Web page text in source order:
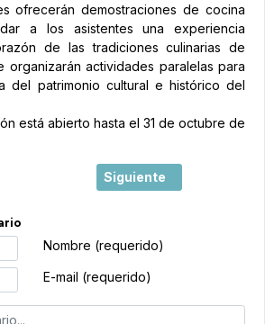
ofrecerán demostraciones de cocina
a los asistentes una experiencia
de las tradiciones culinarias de
organizarán actividades paralelas para
del patrimonio cultural e histórico del
está abierto hasta el 31 de octubre de
lanza una nueva campaña
Artículo siguiente: ¡
Siguiente
Nombre (requerido)
E-mail (requerido)